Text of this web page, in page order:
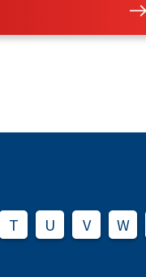
T U V W